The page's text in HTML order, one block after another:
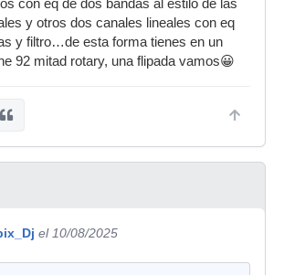
con eq de dos bandas al estilo de las
y otros dos canales lineales con eq
y filtro…de esta forma tienes en un
92 mitad rotary, una flipada vamos😀
el 10/08/2025